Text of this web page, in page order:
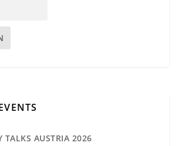
TALKS AUSTRIA 2026